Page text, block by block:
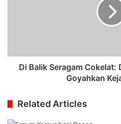
Di Balik Seragam Cokelat:
Goyahkan
Related Articles